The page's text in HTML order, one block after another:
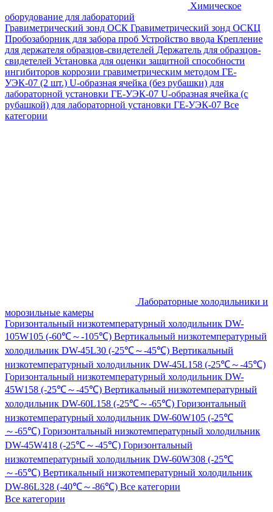
Химическое
оборудование для лабораторий
Гравиметрический зонд ОСК Гравиметрический зонд ОСКЦ
Пробозаборник для забора проб Устройство ввода Крепление
для держателя образцов-свидетелей Держатель для образцов-
свидетелей Установка для оценки защитной способности
ингибиторов коррозии гравиметрическим методом ГЕ-
УЭК-07 (2 шт.) U-образная ячейка (без рубашки) для
лабораторной установки ГЕ-УЭК-07 U-образная ячейка (с
рубашкой) для лабораторной установки ГЕ-УЭК-07 Все
категории
Лабораторные холодильники и
морозильные камеры
Горизонтальный низкотемпературный холодильник DW-
105W105 (-60℃～-105℃) Вертикальный низкотемпературный
холодильник DW-45L30 (-25℃～-45℃) Вертикальный
низкотемпературный холодильник DW-45L158 (-25℃～-45℃)
Горизонтальный низкотемпературный холодильник DW-
45W158 (-25℃～-45℃) Вертикальный низкотемпературный
холодильник DW-60L158 (-25℃～-65℃) Горизонтальный
низкотемпературный холодильник DW-60W105 (-25℃
～-65℃) Горизонтальный низкотемпературный холодильник
DW-45W418 (-25℃～-45℃) Горизонтальный
низкотемпературный холодильник DW-60W308 (-25℃
～-65℃) Вертикальный низкотемпературный холодильник
DW-86L328 (-40℃～-86℃) Все категории
Все категории